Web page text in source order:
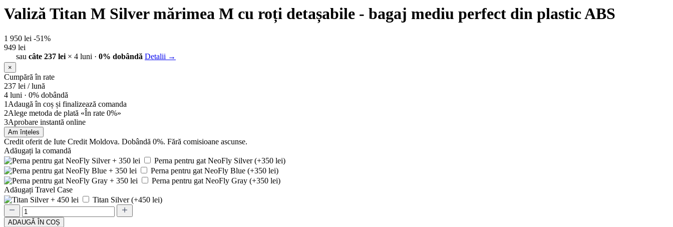
Valiză Titan M Silver mărimea M cu roți detașabile - bagaj mediu perfect din plastic ABS
1 950 lei -51%
949 lei
sau câte 237 lei × 4 luni · 0% dobândă Detalii →
×
Cumpără în rate
237 lei / lună
4 luni · 0% dobândă
1 Adaugă în coș și finalizează comanda
2Alege metoda de plată «În rate 0%»
3Aprobare instantă online
Am înțeles
Credit oferit de Iute Credit Moldova. Dobândă 0%. Fără comisioane ascunse.
Adăugați la comandă
Perna pentru gat NeoFly Silver (+350 lei)
Perna pentru gat NeoFly Blue (+350 lei)
Perna pentru gat NeoFly Gray (+350 lei)
Adăugați Travel Case
Titan Silver (+450 lei)
ADAUGǍ ÎN COȘ